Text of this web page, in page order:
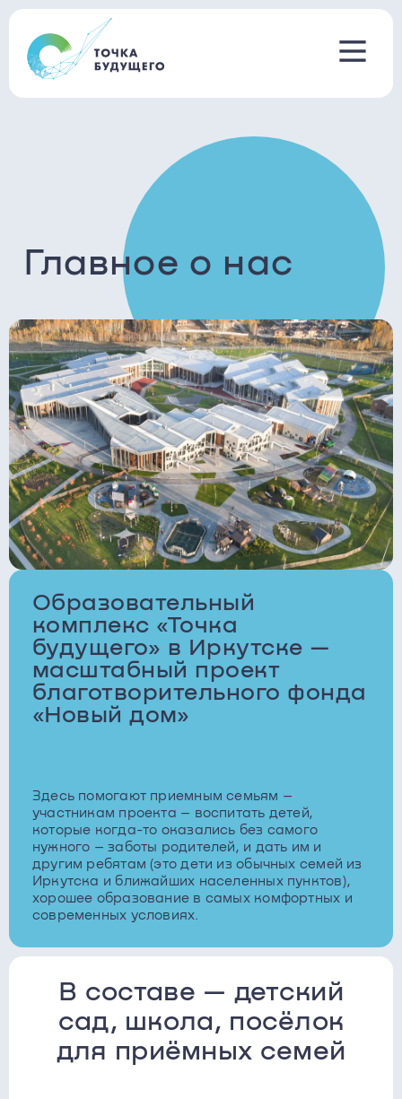
Главное о нас
Образовательный
комплекс «Точка
будущего» в Иркутске —
масштабный проект
благотворительного фонда
«Новый дом»
Здесь помогают приемным семьям –
участникам проекта – воспитать детей,
которые когда-то оказались без самого
нужного – заботы родителей, и дать им и
другим ребятам (это дети из обычных семей из
Иркутска и ближайших населенных пунктов),
хорошее образование в самых комфортных и
современных условиях.
В составе — детский
сад, школа, посёлок
для приёмных семей